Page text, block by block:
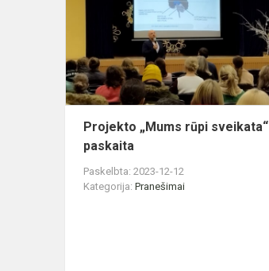
Projekto „Mums rūpi sveikata“
paskaita
Paskelbta: 2023-12-12
Kategorija: Pranešimai